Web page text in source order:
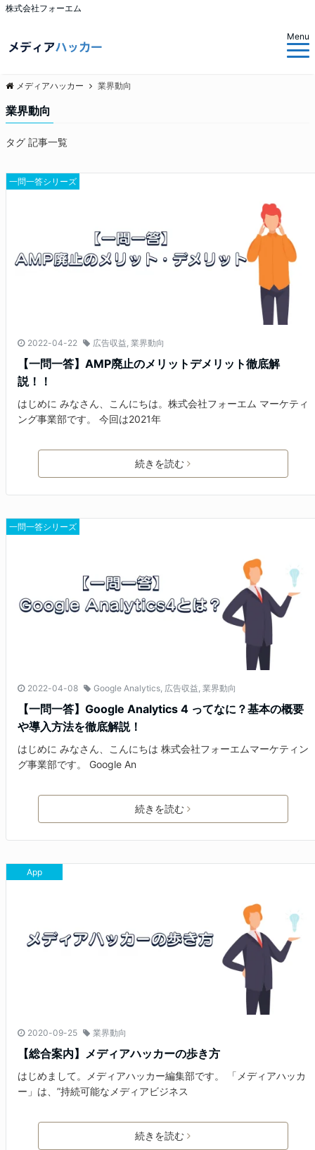
株式会社フォーエム
Menu
メディアハッカー 業界動向
業界動向
タグ 記事一覧
一問一答シリーズ
2022-04-22 広告収益 業界動向
【一問一答】AMP廃止のメリットデメリット徹底解
説！！
はじめに みなさん、こんにちは。株式会社フォーエム マーケティ
ング事業部です。 今回は2021年
続きを読む
一問一答シリーズ
2022-04-08 Google Analytics 広告収益 業界動向
【一問一答】Google Analytics 4 ってなに？基本の概要
や導入方法を徹底解説！
はじめに みなさん、こんにちは 株式会社フォーエムマーケティン
グ事業部です。 Google An
続きを読む
App
2020-09-25 業界動向
【総合案内】メディアハッカーの歩き方
はじめまして。メディアハッカー編集部です。 「メディアハッカ
ー」は、”持続可能なメディアビジネス
続きを読む